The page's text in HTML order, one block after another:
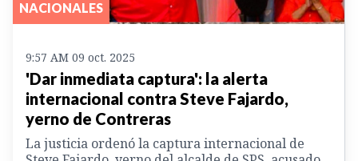
NACIONALES
9:57 AM 09 oct. 2025
'Dar inmediata captura': la alerta
internacional contra Steve Fajardo,
yerno de Contreras
La justicia ordenó la captura internacional de